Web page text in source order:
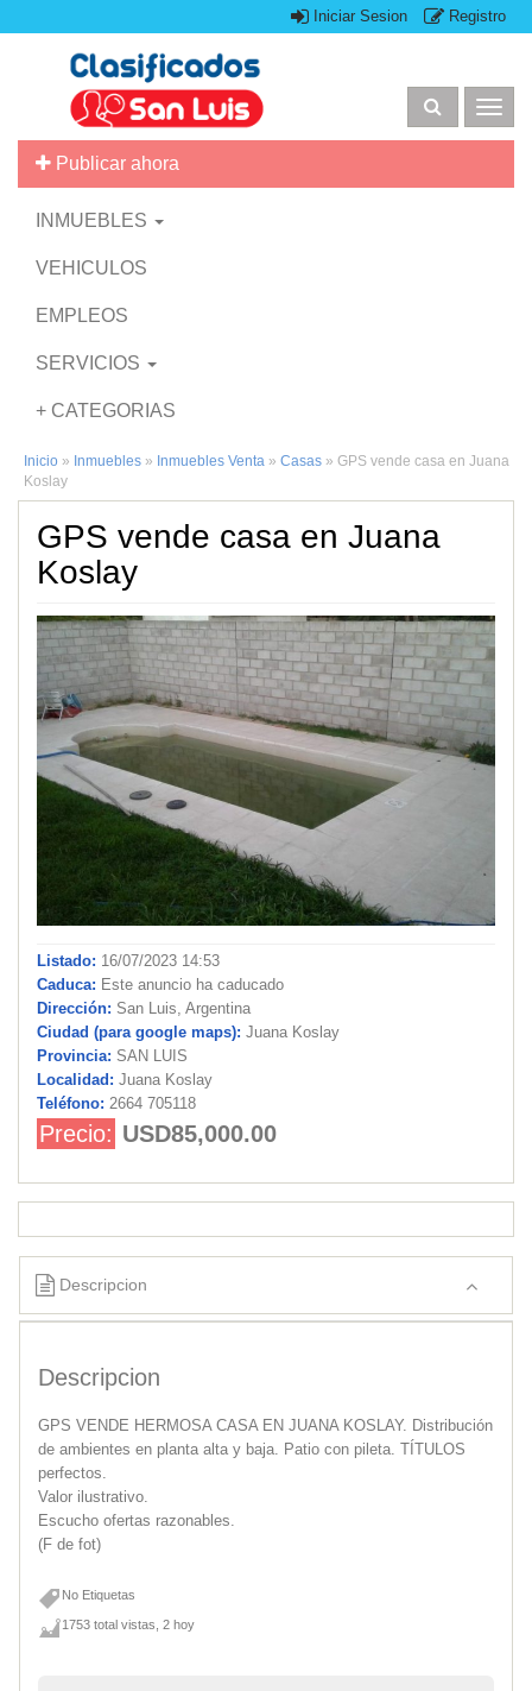
Iniciar Sesion Registro
Publicar ahora
INMUEBLES
VEHICULOS
EMPLEOS
SERVICIOS
+ CATEGORIAS
Inicio » Inmuebles » Inmuebles Venta » Casas » GPS vende casa en Juana
Koslay
GPS vende casa en Juana
Koslay
Listado: 16/07/2023 14:53
Caduca: Este anuncio ha caducado
Dirección: San Luis, Argentina
Ciudad (para google maps): Juana Koslay
Provincia: SAN LUIS
Localidad: Juana Koslay
Teléfono: 2664 705118
Precio: USD85,000.00
Descripcion
Descripcion
GPS VENDE HERMOSA CASA EN JUANA KOSLAY. Distribución
de ambientes en planta alta y baja. Patio con pileta. TÍTULOS
perfectos.
Valor ilustrativo.
Escucho ofertas razonables.
(F de fot)
No Etiquetas
1753 total vistas, 2 hoy